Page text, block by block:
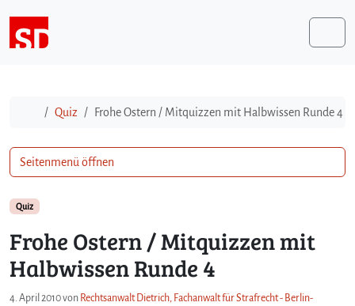
StartQuiz Frohe Ostern / Mitquizzen mit Halbwissen Runde 4
Quiz
Frohe Ostern / Mitquizzen mit
Halbwissen Runde 4
4. April 2010von Rechtsanwalt Dietrich, Fachanwalt für Strafrecht - Berlin-
Seitenmenü öffnen